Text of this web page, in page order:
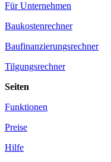
Für Unternehmen
Baukostenrechner
Baufinanzierungsrechner
Tilgungsrechner
Seiten
Funktionen
Preise
Hilfe